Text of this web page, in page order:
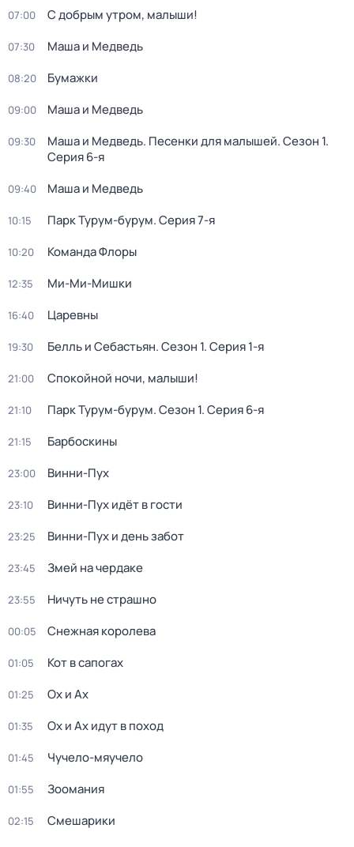
07:00 С добрым утром, малыши!
07:30 Маша и Медведь
08:20 Бумажки
09:00 Маша и Медведь
09:30 Маша и Медведь. Песенки для малышей. Сезон 1.
Серия 6-я
09:40 Маша и Медведь
10:15 Парк Турум-бурум. Серия 7-я
10:20 Команда Флоры
12:35 Ми-Ми-Мишки
16:40 Царевны
19:30 Белль и Себастьян. Сезон 1. Серия 1-я
21:00 Спокойной ночи, малыши!
21:10 Парк Турум-бурум. Сезон 1. Серия 6-я
21:15 Барбоскины
23:00 Винни-Пух
23:10 Винни-Пух идёт в гости
23:25 Винни-Пух и день забот
23:45 Змей на чердаке
23:55 Ничуть не страшно
00:05 Снежная королева
01:05 Кот в сапогах
01:25 Ох и Ах
01:35 Ох и Ах идут в поход
01:45 Чучело-мяучело
01:55 Зоомания
02:15 Смешарики